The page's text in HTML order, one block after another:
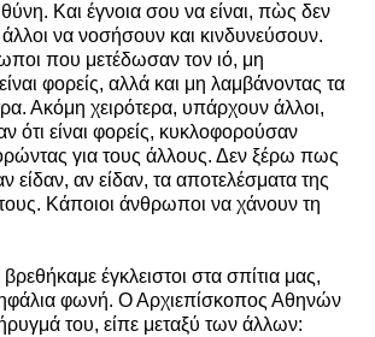
Και έγνοια σου να είναι, πὼς δεν
άλλοι να νοσήσουν και κινδυνεύσουν.
που μετέδωσαν τον ιό, μη
φορείς, αλλά και μη λαμβάνοντας τα
Ακόμη χειρότερα, υπάρχουν άλλοι,
ότι είναι φορείς, κυκλοφορούσαν
για τους άλλους. Δεν ξέρω πως
είδαν, αν είδαν, τα αποτελέσματα της
Κάποιοι άνθρωποι να χάνουν τη
έγκλειστοι στα σπίτια μας,
φωνή. Ο Αρχιεπίσκοπος Αθηνών
του, είπε μεταξύ των άλλων: